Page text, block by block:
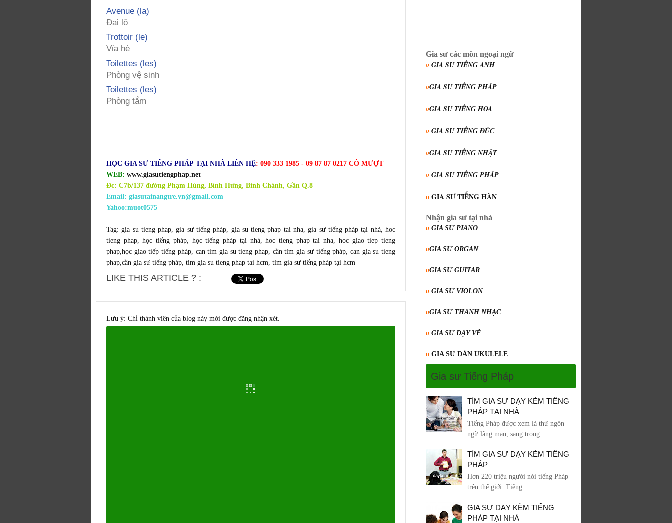
Avenue (la)
Đại lộ
Trottoir (le)
Vỉa hè
Toilettes (les)
Phòng vệ sinh
Toilettes (les)
Phòng tắm
HỌC GIA SƯ TIẾNG PHÁP TẠI NHÀ LIÊN HỆ: 090 333 1985 - 09 87 87 0217 CÔ MƯỢT
WEB: www.giasutiengphap.net
Đc: C7b/137 đường Phạm Hùng, Bình Hưng, Bình Chánh, Gần Q.8
Email: giasutainangtre.vn@gmail.com
Yahoo:muot0575
Tag:gia su tieng phap, gia sư tiếng pháp, gia su tieng phap tai nha,gia sư tiếng pháp tại nhà,hoc
tieng phap,học tiếng pháp, học tiếng pháp tại nhà,hoc tieng phap tai nha, hoc giao tiep tieng
phap,học giao tiếp tiếng pháp, can tim gia su tieng phap, cần tìm gia sư tiếng pháp, can gia su tieng
phap,cần gia sư tiếng pháp, tim gia su tieng phap tai hcm, tìm gia sư tiếng pháp tại hcm
LIKE THIS ARTICLE ? :
Lưu ý: Chỉ thành viên của blog này mới được đăng nhận xét.
Gia sư các môn ngoại ngữ
o GIA SƯ TIẾNG ANH
oGIA SƯ TIẾNG PHÁP
oGIA SƯ TIẾNG HOA
o GIA SƯ TIẾNG ĐỨC
oGIA SƯ TIẾNG NHẬT
o GIA SƯ TIẾNG PHÁP
oGIA SƯ TIẾNG HÀN
Nhận gia sư tại nhà
o GIA SƯ PIANO
oGIA SƯ ORGAN
oGIA SƯ GUITAR
o GIA SƯ VIOLON
oGIA SƯ THANH NHẠC
o GIA SƯ DẠY VẼ
o GIA SƯ ĐÀN UKULELE
Gia sư Tiếng Pháp
TÌM GIA SƯ DẠY KÈM TIẾNG
PHÁP TẠI NHÀ
Tiếng Pháp được xem là thứ ngôn
ngữ lãng mạn, sang trọng...
TÌM GIA SƯ DẠY KÈM TIẾNG
PHÁP
Hơn 220 triệu người nói tiếng Pháp
trên thế giới. Tiếng...
GIA SƯ DẠY KÈM TIẾNG
PHÁP TẠI NHÀ